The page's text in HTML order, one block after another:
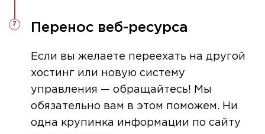
Перенос веб-ресурса
Если вы желаете переехать на другой
хостинг или новую систему
управления — обращайтесь! Мы
обязательно вам в этом поможем. Ни
одна крупинка информации по сайту